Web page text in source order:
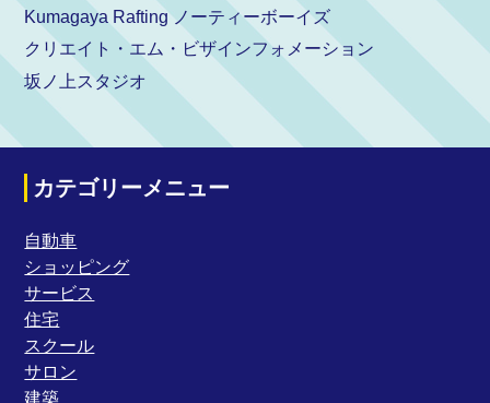
Kumagaya Rafting ノーティーボーイズ
クリエイト・エム・ビザインフォメーション
坂ノ上スタジオ
カテゴリーメニュー
自動車
ショッピング
サービス
住宅
スクール
サロン
建築